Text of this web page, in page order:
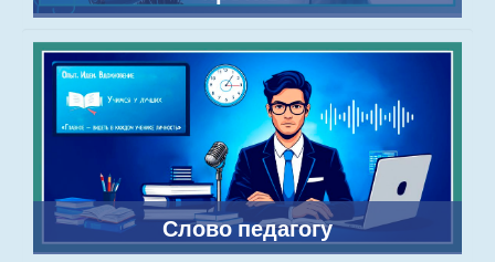
Слово педагогу